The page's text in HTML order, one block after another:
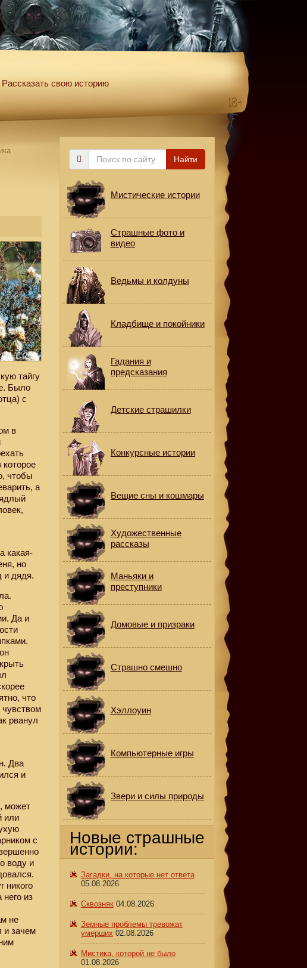
Рассказать свою историю
тайгу
Было
с
в
которое
чтобы
а
какая-
но
и дядя.
Да и
что
рванул
Два
и
может
или
с
воду и
никого
из
не
и зачем
Поиск
Найти
Мистические истории
Страшные фото и
видео
Ведьмы и колдуны
Кладбище и покойники
Гадания и
предсказания
Детские страшилки
Конкурсные истории
Вещие сны и кошмары
Художественные
рассказы
Маньяки и
преступники
Домовые и призраки
Страшно смешно
Хэллоуин
Компьютерные игры
Звери и силы природы
Новые страшные
истории:
Загадки, на которые нет ответа
05.08.2026
Сквозняк 04.08.2026
Земные проблемы тревожат
умерших 02.08.2026
Мистика, которой не было
01.08.2026